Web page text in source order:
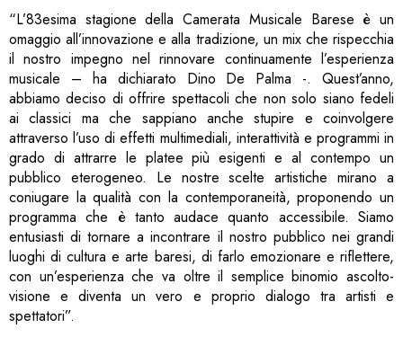
“L’83esima stagione della Camerata Musicale Barese è un
omaggio all’innovazione e alla tradizione, un mix che rispecchia
il nostro impegno nel rinnovare continuamente l’esperienza
musicale – ha dichiarato Dino De Palma -. Quest’anno,
abbiamo deciso di offrire spettacoli che non solo siano fedeli
ai classici ma che sappiano anche stupire e coinvolgere
attraverso l’uso di effetti multimediali, interattività e programmi in
grado di attrarre le platee più esigenti e al contempo un
pubblico eterogeneo. Le nostre scelte artistiche mirano a
coniugare la qualità con la contemporaneità, proponendo un
programma che è tanto audace quanto accessibile. Siamo
entusiasti di tornare a incontrare il nostro pubblico nei grandi
luoghi di cultura e arte baresi, di farlo emozionare e riflettere,
con un’esperienza che va oltre il semplice binomio ascolto-
visione e diventa un vero e proprio dialogo tra artisti e
spettatori”.